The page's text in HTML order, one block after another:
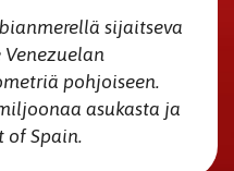
sijaitseva
pohjoiseen.
asukasta ja
of Spain.